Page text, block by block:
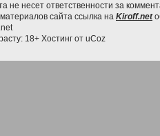
не несет ответственности за
сайта ссылка на Kiroff.net
18+ Хостинг от uCoz